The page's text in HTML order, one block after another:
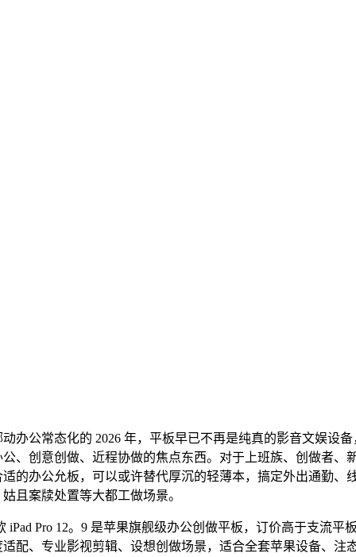
公常态化的 2026 年，平板早已不再是纯真的影音文娱设备
、创意创做、近程协做的焦点东西。对于上班族、创做者、
的办公允板，可以或许替代厚沉的轻薄本，搞定外出通勤、
且案牍处置等大都工做场景。
Pro 12。9 是苹果旗舰级办公创做平板，订价高于支流平
配、专业影视剪辑、设想创做场景，适合全套苹果设备、注